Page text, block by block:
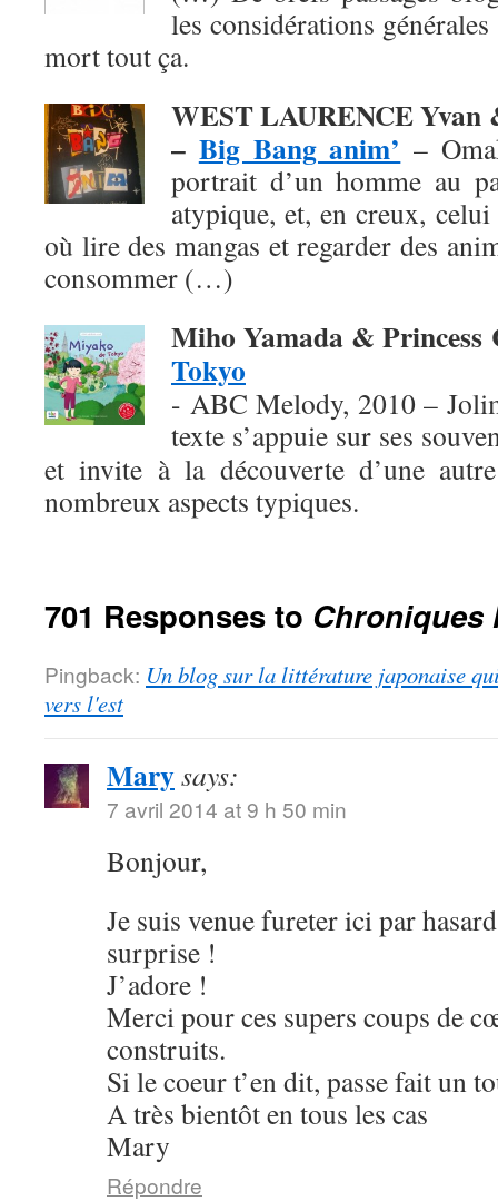
les considérations
mort tout ça.
WEST LAURENCE Yvan
– Big Bang anim’ –
portrait d’un homme au
atypique, et, en creux,
où lire des mangas et regarder des
consommer (…)
Miho Yamada & Princess
Tokyo
- ABC Melody, 2010 –
texte s’appuie sur ses
et invite à la découverte d’une
nombreux aspects typiques.
701 Responses to Chroniques
Pingback: Un blog sur la littérature japonaise
vers l'est
Marysays:
7 avril 2014 at 9 h 50 min
Bonjour,
Je suis venue fureter ici par
surprise !
J’adore !
Merci pour ces supers coups de
construits.
Si le coeur t’en dit, passe fait un
A très bientôt en tous les cas
Mary
Répondre